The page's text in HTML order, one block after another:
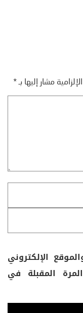
مشار إليها بـ*
الإلكتروني
المقبلة في